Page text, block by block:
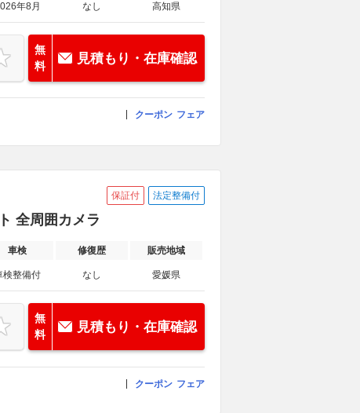
年8月 なし 高知県
無
料
見積もり・在庫確認
クーポン フェア
保証付 法定整備付
全周囲カメラ
車検 修復歴 販売地域
検整備付 なし 愛媛県
無
料
見積もり・在庫確認
クーポン フェア